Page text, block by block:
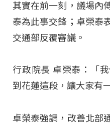
其實在前一刻，議場內
泰為此事交鋒；卓榮泰
交通部反覆審議。
行政院長 卓榮泰：「
到花蓮這段，讓大家有
卓榮泰強調，改善北部